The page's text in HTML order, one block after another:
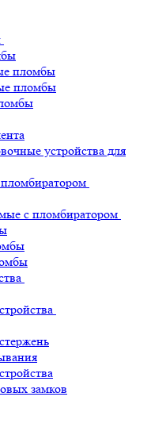
пломбы
пломбы
устройства для
с пломбиратором
замков